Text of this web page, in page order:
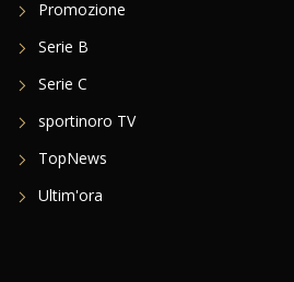
Promozione
Serie B
Serie C
sportinoro TV
TopNews
Ultim'ora